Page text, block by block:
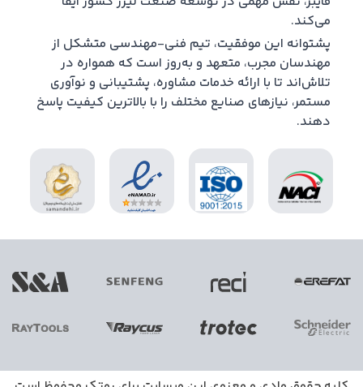
می‌کند.
پشتوانه این موفقیت، تیم فنی-مهندسی متشکل از
مهندسان مجرب، متعهد و به‌روز است که همواره در
تلاش‌اند تا با ارائه خدمات مشاوره، پشتیبانی و نوآوری
مستمر، نیازهای صنایع مختلف را با بالاترین کیفیت پاسخ
دهند.